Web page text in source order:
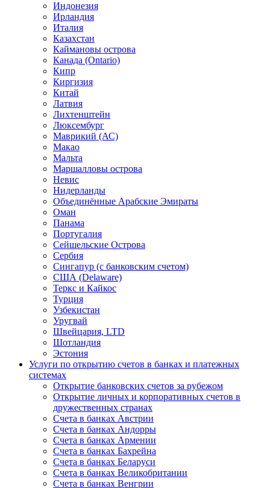
Индонезия
Ирландия
Италия
Казахстан
Каймановы острова
Канада (Ontario)
Кипр
Киргизия
Китай
Латвия
Лихтенштейн
Люксембург
Маврикий (АС)
Макао
Мальта
Маршалловы острова
Нeвис
Нидерланды
Объединённые Арабские Эмираты
Оман
Панама
Португалия
Сейшельские Острова
Сербия
Сингапур (c банковским счетом)
США (Delaware)
Теркс и Кайкос
Турция
Узбекистан
Уругвай
Швейцария, LTD
Шотландия
Эстония
Услуги по открытию счетов в банках и платежных
системах
Открытие банковских счетов за рубежом
Открытие личных и корпоративных счетов в
дружественных странах
Счета в банках Австрии
Счета в банках Андорры
Счета в банках Армении
Счета в банках Бахрейна
Счета в банках Беларуси
Счета в банках Великобритании
Счета в банках Венгрии